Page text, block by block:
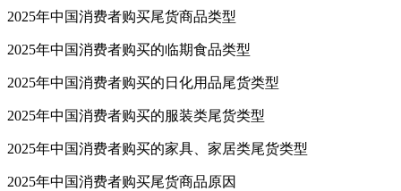
2025年中国消费者购买尾货商品类型
2025年中国消费者购买的临期食品类型
2025年中国消费者购买的日化用品尾货类型
2025年中国消费者购买的服装类尾货类型
2025年中国消费者购买的家具、家居类尾货类型
2025年中国消费者购买尾货商品原因